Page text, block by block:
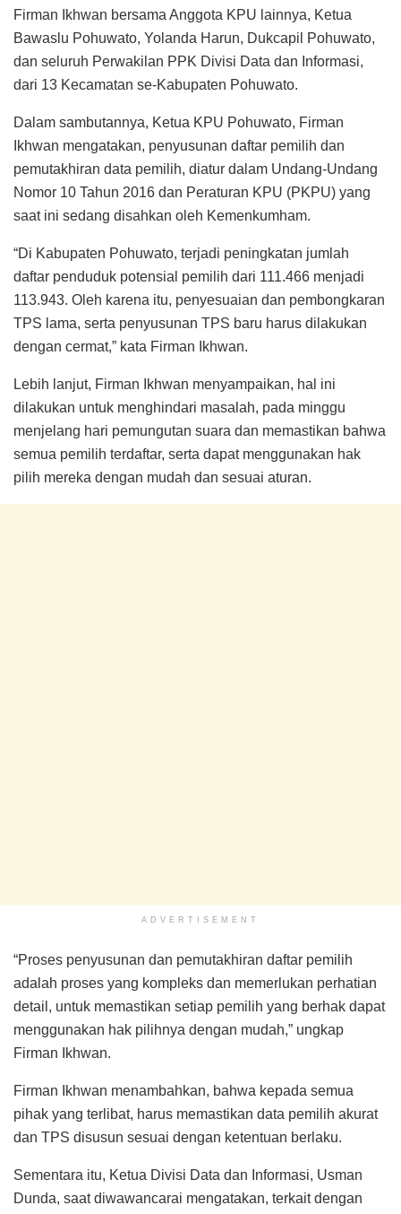
Firman Ikhwan bersama Anggota KPU lainnya, Ketua
Bawaslu Pohuwato, Yolanda Harun, Dukcapil Pohuwato,
dan seluruh Perwakilan PPK Divisi Data dan Informasi,
dari 13 Kecamatan se-Kabupaten Pohuwato.
Dalam sambutannya, Ketua KPU Pohuwato, Firman
Ikhwan mengatakan, penyusunan daftar pemilih dan
pemutakhiran data pemilih, diatur dalam Undang-Undang
Nomor 10 Tahun 2016 dan Peraturan KPU (PKPU) yang
saat ini sedang disahkan oleh Kemenkumham.
“Di Kabupaten Pohuwato, terjadi peningkatan jumlah
daftar penduduk potensial pemilih dari 111.466 menjadi
113.943. Oleh karena itu, penyesuaian dan pembongkaran
TPS lama, serta penyusunan TPS baru harus dilakukan
dengan cermat,” kata Firman Ikhwan.
Lebih lanjut, Firman Ikhwan menyampaikan, hal ini
dilakukan untuk menghindari masalah, pada minggu
menjelang hari pemungutan suara dan memastikan bahwa
semua pemilih terdaftar, serta dapat menggunakan hak
pilih mereka dengan mudah dan sesuai aturan.
ADVERTISEMENT
“Proses penyusunan dan pemutakhiran daftar pemilih
adalah proses yang kompleks dan memerlukan perhatian
detail, untuk memastikan setiap pemilih yang berhak dapat
menggunakan hak pilihnya dengan mudah,” ungkap
Firman Ikhwan.
Firman Ikhwan menambahkan, bahwa kepada semua
pihak yang terlibat, harus memastikan data pemilih akurat
dan TPS disusun sesuai dengan ketentuan berlaku.
Sementara itu, Ketua Divisi Data dan Informasi, Usman
Dunda, saat diwawancarai mengatakan, terkait dengan